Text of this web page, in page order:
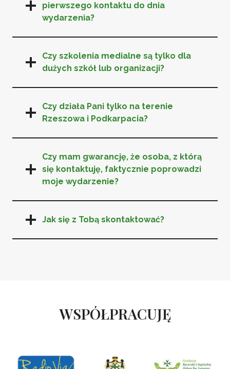
pierwszego kontaktu do dnia
wydarzenia?
Czy szkolenia medialne są tylko dla
dużych szkół lub organizacji?
Czy działa Pani tylko na terenie
Rzeszowa i Podkarpacia?
Czy mam gwarancję, że osoba, z którą
się kontaktuję, faktycznie poprowadzi
moje wydarzenie?
Jak się z Tobą skontaktować?
WSPÓŁPRACUJĘ